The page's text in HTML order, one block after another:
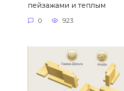
пейзажами и теплым
0 923